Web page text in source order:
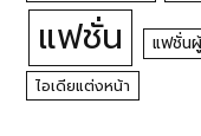
แฟชั่น แฟชั่น
ไอเดียแต่งหน้า